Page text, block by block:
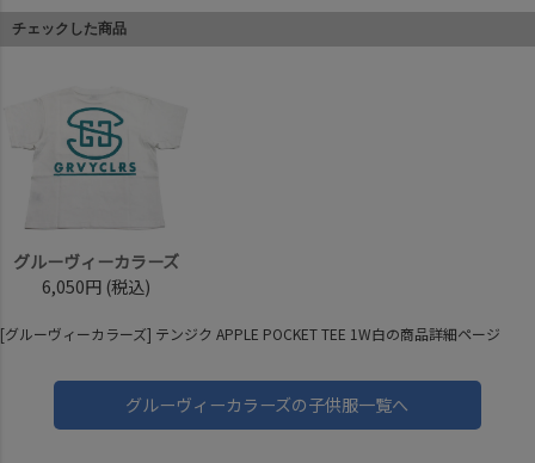
チェックした商品
グルーヴィーカラーズ
6,050円 (税込)
[グルーヴィーカラーズ] テンジク APPLE POCKET TEE 1W白の商品詳細ページ
グルーヴィーカラーズの子供服一覧へ